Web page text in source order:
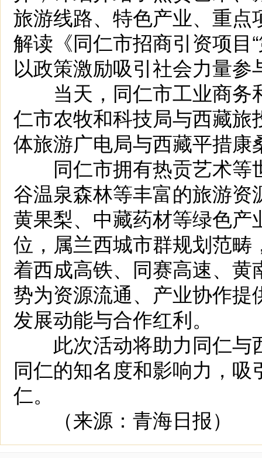
旅游线路、特色产业、重
解读《同仁市招商引资项目
以政策激励吸引社会力量参
当天，同仁市工业商务
仁市农牧和科技局与西藏
体旅游广电局与西藏平措
同仁市拥有热贡艺术等
谷温泉森林等丰富的旅游
黄果梨、中藏药材等绿色
位，属兰西城市群规划范畴
着西成高铁、同赛高速、
势为资源流通、产业协作
发展动能与合作红利。
此次活动将助力同仁与
同仁的知名度和影响力，
仁。
（来源：青海日报）